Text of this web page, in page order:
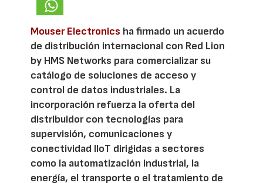
Mouser Electronics ha firmado un acuerdo
de distribución internacional con Red Lion
by HMS Networks para comercializar su
catálogo de soluciones de acceso y
control de datos industriales. La
incorporación refuerza la oferta del
distribuidor con tecnologías para
supervisión, comunicaciones y
conectividad IIoT dirigidas a sectores
como la automatización industrial, la
energía, el transporte o el tratamiento de